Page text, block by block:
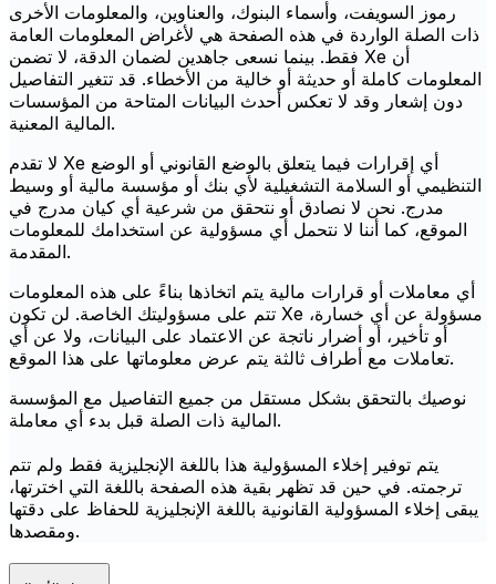
رموز السويفت، وأسماء البنوك، والعناوين، والمعلومات الأخرى
ذات الصلة الواردة في هذه الصفحة هي لأغراض المعلومات العامة
فقط. بينما نسعى جاهدين لضمان الدقة، لا تضمن Xe أن
المعلومات كاملة أو حديثة أو خالية من الأخطاء. قد تتغير التفاصيل
دون إشعار وقد لا تعكس أحدث البيانات المتاحة من المؤسسات
المالية المعنية.
لا تقدم Xe أي إقرارات فيما يتعلق بالوضع القانوني أو الوضع
التنظيمي أو السلامة التشغيلية لأي بنك أو مؤسسة مالية أو وسيط
مدرج. نحن لا نصادق أو نتحقق من شرعية أي كيان مدرج في
الموقع، كما أننا لا نتحمل أي مسؤولية عن استخدامك للمعلومات
المقدمة.
أي معاملات أو قرارات مالية يتم اتخاذها بناءً على هذه المعلومات
تتم على مسؤوليتك الخاصة. لن تكون Xe مسؤولة عن أي خسارة،
أو تأخير، أو أضرار ناتجة عن الاعتماد على البيانات، ولا عن أي
تعاملات مع أطراف ثالثة يتم عرض معلوماتها على هذا الموقع.
نوصيك بالتحقق بشكل مستقل من جميع التفاصيل مع المؤسسة
المالية ذات الصلة قبل بدء أي معاملة.
يتم توفير إخلاء المسؤولية هذا باللغة الإنجليزية فقط ولم تتم
ترجمته. في حين قد تظهر بقية هذه الصفحة باللغة التي اخترتها،
يبقى إخلاء المسؤولية القانونية باللغة الإنجليزية للحفاظ على دقتها
ومقصدها.